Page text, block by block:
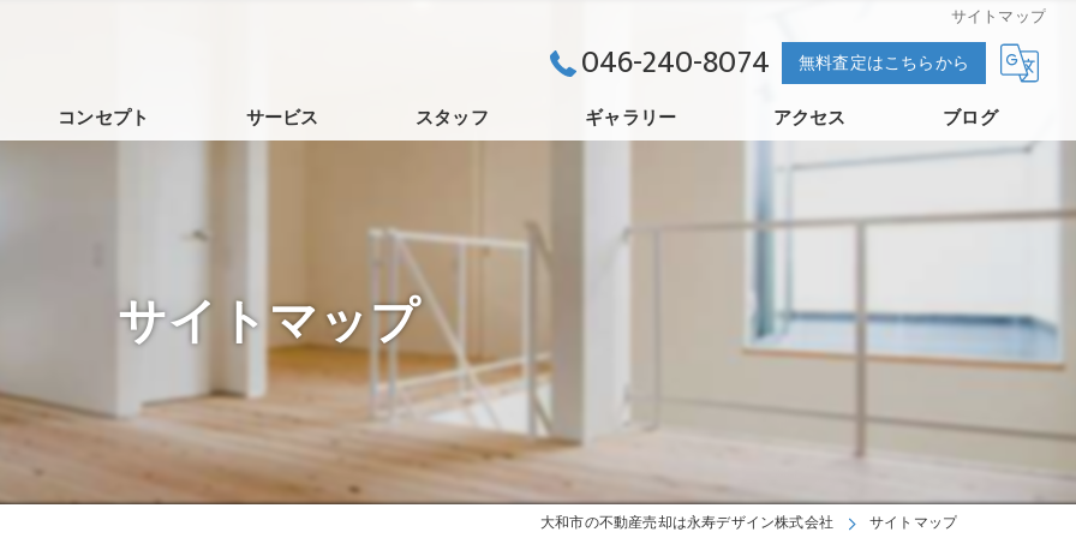
サイトマップ
046-240-8074 無料査定はこちらから
コンセプト
大和市の不動産売却･永寿デザイン株式会社の評判
大和市の不動産売却･永寿デザイン株式会社のお客様の声
サービス スタッフ ギャラリー アクセス ブログ
サイトマップ
大和市の不動産売却は永寿デザイン株式会社 サイトマップ